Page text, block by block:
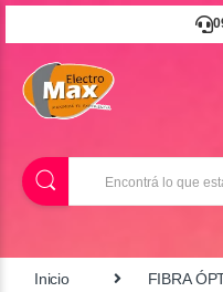
B
u
s
Inicio FIBRA